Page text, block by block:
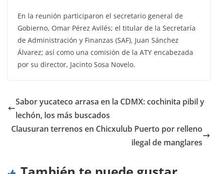
En la reunión participaron el secretario general de
Gobierno, Omar Pérez Avilés; el titular de la Secretaría
de Administración y Finanzas (SAF), Juan Sánchez
Álvarez; así como una comisión de la ATY encabezada
por su director, Jacinto Sosa Novelo.
Sabor yucateco arrasa en la CDMX: cochinita pibil y
lechón, los más buscados
Clausuran terrenos en Chicxulub Puerto por relleno
ilegal de manglares